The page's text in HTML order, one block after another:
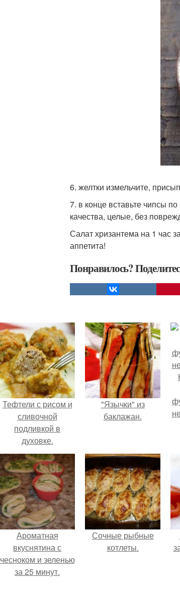
6. желтки измельчите,
7. в конце вставьте чипсы
качества, целые, без
Салат хризантема на 1 час
аппетита!
Понравилось?
Тефтели с рисом и
сливочной
подливкой в
духовке.
"Язычки" из
баклажан.
Ароматная
вкуснятина с
чесноком и зеленью
за 25 минут.
Сочные рыбные
котлеты.